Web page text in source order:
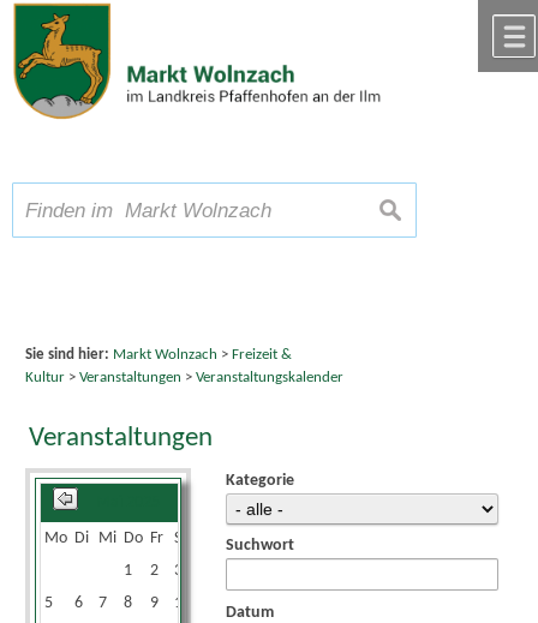
Zum Inhalt,zur Navigation
Schriftgröße A A A suchen
Sie sind hier: Markt Wolnzach > Freizeit &
Kultur> Veranstaltungen > Veranstaltungskalender
Veranstaltungen
Mo Di Mi Do Fr Sa
1
2 3
5
6 7 8 9 10
Kategorie
Suchwort
Datum